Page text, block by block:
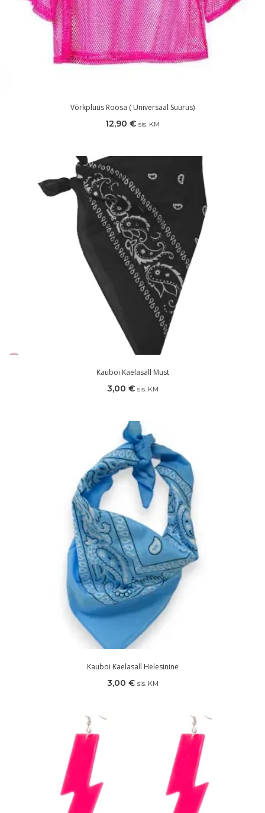
Võrkpluus Roosa ( Universaal Suurus)
12,90 € sis. KM
Kauboi Kaelasall Must
3,00 € sis. KM
Kauboi Kaelasall Helesinine
3,00 € sis. KM